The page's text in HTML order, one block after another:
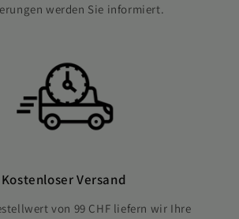
werden Sie informiert.
Kostenloser Versand
von 99 CHF liefern wir Ihre